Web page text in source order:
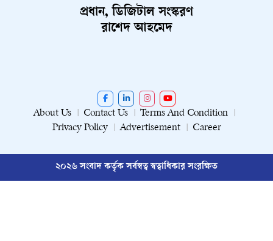
প্রধান, ডিজিটাল সংস্করণ
রাশেদ আহমেদ
About Us Contact Us
Terms And Condition
Privacy Policy
Advertisement Career
২০২৬ সংবাদ কর্তৃক সর্বস্বত্ব স্বত্বাধিকার সংরক্ষিত